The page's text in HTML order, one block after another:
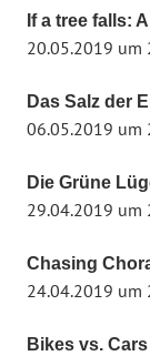
If a tree falls:
20.05.2019 um
Das Salz der
06.05.2019 um
Die Grüne
29.04.2019 um
Chasing
24.04.2019 um
Bikes vs. Cars